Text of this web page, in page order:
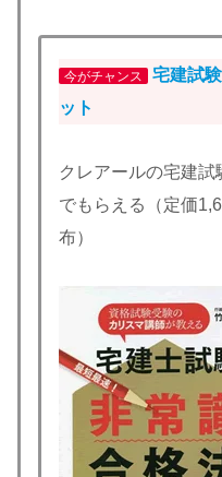
今がチャンス
宅建試
ット
クレアールの宅建
でもらえる（定価
布）